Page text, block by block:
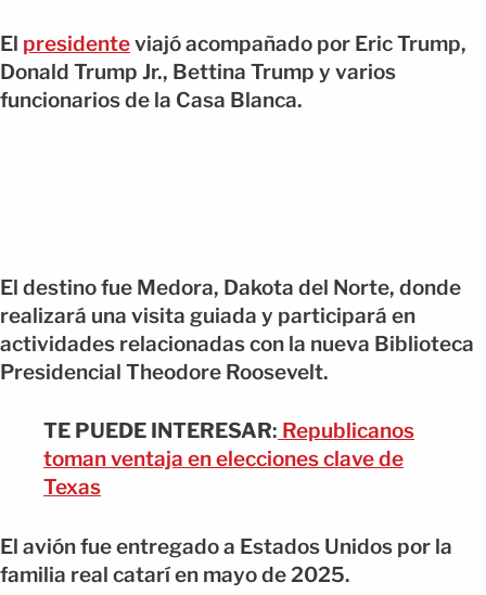
El presidenteviajó acompañado por Eric Trump,
Donald Trump Jr., Bettina Trump y varios
funcionarios de la Casa Blanca.
El destino fue Medora, Dakota del Norte, donde
realizará una visita guiada y participará en
actividades relacionadas con la nueva Biblioteca
Presidencial Theodore Roosevelt.
TE PUEDE INTERESAR: Republicanos
toman ventaja en elecciones clave de
Texas
El avión fue entregado a Estados Unidos por la
familia real catarí en mayo de 2025.